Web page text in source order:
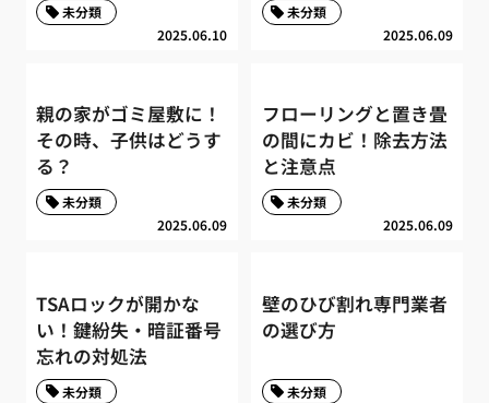
2025.06.10
未分類
2025.06.09
未分類
親の家がゴミ屋敷に！
その時、子供はどうす
る？
2025.06.09
未分類
フローリングと置き畳
の間にカビ！除去方法
と注意点
2025.06.09
未分類
TSAロックが開かな
い！鍵紛失・暗証番号
忘れの対処法
未分類
壁のひび割れ専門業者
の選び方
未分類